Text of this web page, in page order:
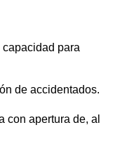
para
de accidentados.
con apertura de, al